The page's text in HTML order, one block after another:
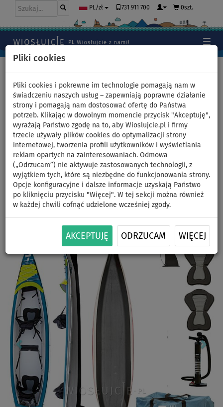
Pliki cookies
Pliki cookies i pokrewne im technologie pomagają nam w
świadczeniu naszych usług – zapewniają poprawne działanie
strony i pomagają nam dostosować ofertę do Państwa
potrzeb. Klikając w dowolnym momencie przycisk "Akceptuję",
wyrażają Państwo zgodę na to, aby Wioslujcie.pl i firmy
trzecie używały plików cookies do optymalizacji strony
internetowej, tworzenia profili użytkowników i wyświetlania
reklam opartych na zainteresowaniach. Odmowa
(„Odrzucam”) nie aktywuje zastosowanych technologii, z
wyjątkiem tych, które są niezbędne do funkcjonowania strony.
Opcje konfiguracyjne i dalsze informacje uzyskają Państwo
po kliknięciu przycisku "Więcej". W tej sekcji można również
w każdej chwili cofnąć udzielone wcześniej zgody.
AKCEPTUJĘ ODRZUCAM WIĘCEJ
PL/zł 731 911 700 0szt.
Pompowany kajak TAHE
Breeze Full HP2 -
dwuosobowy - wariant:
zestaw podstawowy
DO
DARMOWA
Next